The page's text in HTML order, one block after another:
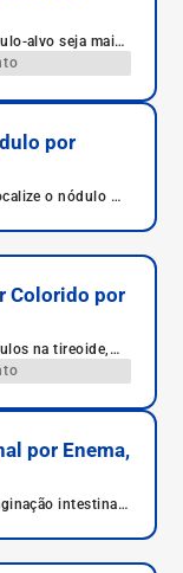
alvo seja mais
palpáveis por
por
o nódulo no
Colorido por
na tireoide,
para análise.
por Enema,
intestinal,